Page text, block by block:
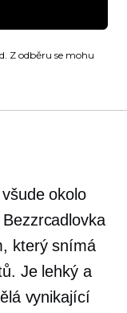
Z odběru se mohu
všude okolo
Bezzrcadlovka
který snímá
Je lehký a
vynikající